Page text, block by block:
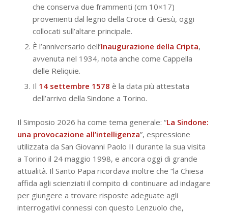
che conserva due frammenti (cm 10×17)
provenienti dal legno della Croce di Gesù, oggi
collocati sull’altare principale.
È l’anniversario dell’Inaugurazione della Cripta,
avvenuta nel 1934, nota anche come Cappella
delle Reliquie.
Il 14 settembre 1578 è la data più attestata
dell’arrivo della Sindone a Torino.
Il Simposio 2026 ha come tema generale: “La Sindone:
una provocazione all’intelligenza”, espressione
utilizzata da San Giovanni Paolo II durante la sua visita
a Torino il 24 maggio 1998, e ancora oggi di grande
attualità. Il Santo Papa ricordava inoltre che “la Chiesa
affida agli scienziati il compito di continuare ad indagare
per giungere a trovare risposte adeguate agli
interrogativi connessi con questo Lenzuolo che,